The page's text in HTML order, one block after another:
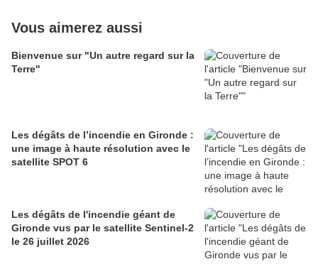
Vous aimerez aussi
Bienvenue sur "Un autre regard sur la
Terre"
Les dégâts de l’incendie en Gironde :
une image à haute résolution avec le
satellite SPOT 6
Les dégâts de l'incendie géant de
Gironde vus par le satellite Sentinel-2
le 26 juillet 2026